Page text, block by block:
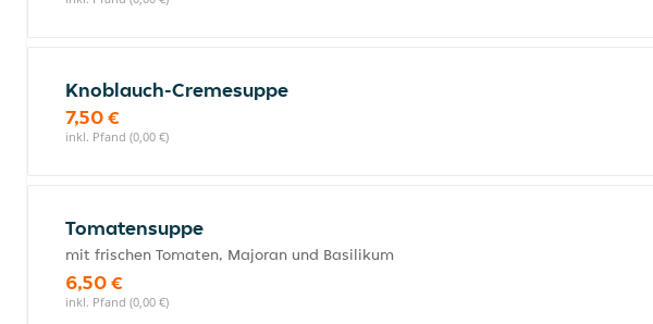
Knoblauch-Cremesuppe
7,50 €
inkl. Pfand (0,00 €)
Tomatensuppe
mit frischen Tomaten, Majoran und Basilikum
6,50 €
inkl. Pfand (0,00 €)